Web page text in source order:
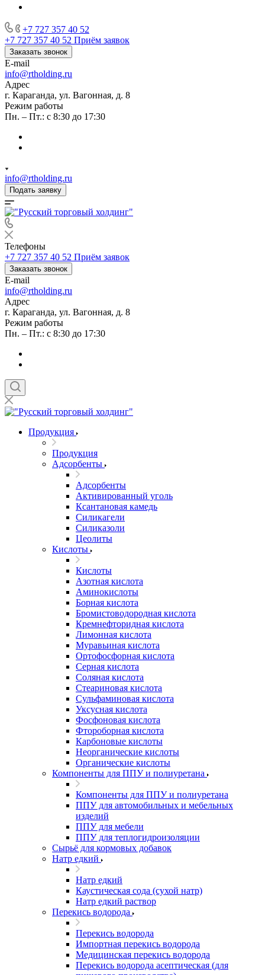
+7 727 357 40 52
+7 727 357 40 52 Приём заявок
Заказать звонок
E-mail
info@rtholding.ru
Адрес
г. Караганда, ул. Вагонная, д. 8
Режим работы
Пн. – Пт.: с 8:30 до 17:30
info@rtholding.ru
Подать заявку
Телефоны
+7 727 357 40 52 Приём заявок
Заказать звонок
E-mail
info@rtholding.ru
Адрес
г. Караганда, ул. Вагонная, д. 8
Режим работы
Пн. – Пт.: с 8:30 до 17:30
Продукция
Продукция
Адсорбенты
Адсорбенты
Активированный уголь
Ксантановая камедь
Силикагели
Силиказоли
Цеолиты
Кислоты
Кислоты
Азотная кислота
Аминокислоты
Борная кислота
Бромистоводородная кислота
Кремнефторидная кислота
Лимонная кислота
Муравьиная кислота
Ортофосфорная кислота
Серная кислота
Соляная кислота
Стеариновая кислота
Сульфаминовая кислота
Уксусная кислота
Фосфоновая кислота
Фтороборная кислота
Карбоновые кислоты
Неорганические кислоты
Органические кислоты
Компоненты для ППУ и полиуретана
Компоненты для ППУ и полиуретана
ППУ для автомобильных и мебельных
изделий
ППУ для мебели
ППУ для теплогидроизоляции
Сырьё для кормовых добавок
Натр едкий
Натр едкий
Каустическая сода (сухой натр)
Натр едкий раствор
Перекись водорода
Перекись водорода
Импортная перекись водорода
Медицинская перекись водорода
Перекись водорода асептическая (для